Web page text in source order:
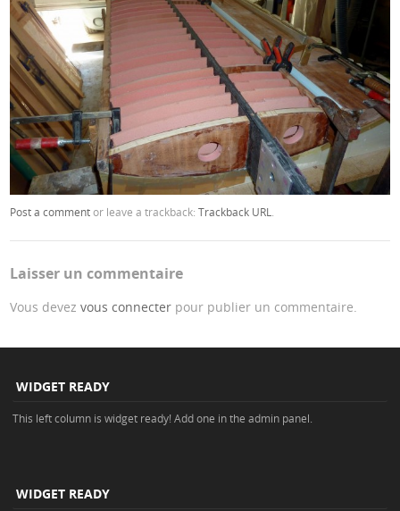
Post a commentor leave a trackback:Trackback URL
Laisser un commentaire
Vous devezvous connecter pour publier un commentaire.
WIDGET READY
This left column is widget ready! Add one in the admin panel.
WIDGET READY